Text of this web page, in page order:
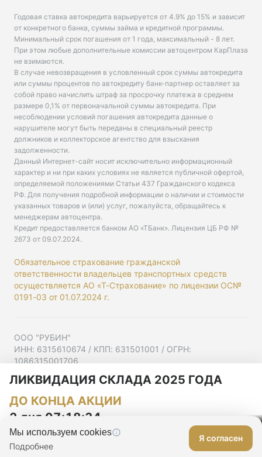
Годовая ставка автокредита варьируется от 4.9% до 15% и зависит
от конкретного банка, суммы займа и кредитной программы.
Минимальный срок погашения от 1 года, максимальный - 8 лет.
При этом любые дополнительные комиссии автоцентром КарПлаза
не взимаются.
В случае невозвращения в условленный срок суммы автокредита
или суммы процентов по автокредиту банк-партнер оставляет за
собой право начислить штраф за просрочку платежа в среднем
размере 0,1% от первоначальной суммы автокредита. При
несоблюдении условий погашения автокредита данные о
нарушителе могут быть переданы в специальный реестр
должников и коллекторское агентство для взыскания
задолженности.
Данный Интернет-сайт носит исключительно информационный
характер и ни при каких условиях не является публичной офертой,
определяемой положениями Статьи 437 Гражданского кодекса
РФ. Для получения подробной информации о наличии и стоимости
указанных товаров и (или) услуг, пожалуйста, обращайтесь к
менеджерам автоцентра.
Кредит предоставляется банком АО «ТБанк». Лицензия ЦБ РФ №
2673 от 09.07.2024.
Обязательное страхование гражданской
ответственности владельцев транспортных средств
осуществляется АО «Т-Страхование» по лицензии ОС№
0191-03 от 01.07.2024 г.
ООО "РУБИН"
ИНН: 6315610674 / КПП: 631501001 / ОГРН:
1086315001706
Ульяновская ул, д. 52/55, помещ. 9-18
Согласие на рекламную рассылку
Политика конфиденциальности
Мы используем cookies
Подробнее
Я согласен
ЛИКВИДАЦИЯ СКЛАДА 2025 ГОДА
ДО КОНЦА АКЦИИ
2 дня 07:18:33
Оставить заявку